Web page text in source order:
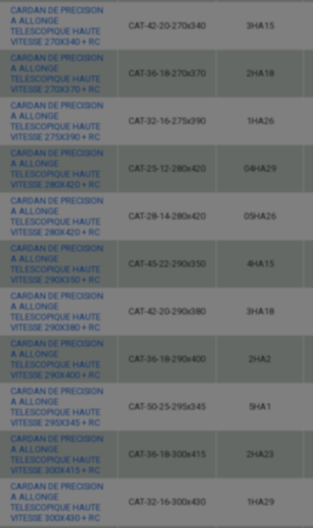
CARDAN DE PRECISION
A ALLONGE
TELESCOPIQUE HAUTE
VITESSE 270X340 + RC
CAT-42-20-270x340 3HA15
CARDAN DE PRECISION
A ALLONGE
TELESCOPIQUE HAUTE
VITESSE 270X370 + RC
CAT-36-18-270x370 2HA18
CARDAN DE PRECISION
A ALLONGE
TELESCOPIQUE HAUTE
VITESSE 275X390 + RC
CAT-32-16-275x390 1HA26
CARDAN DE PRECISION
A ALLONGE
TELESCOPIQUE HAUTE
VITESSE 280X420 + RC
CAT-25-12-280x420 04HA29
CARDAN DE PRECISION
A ALLONGE
TELESCOPIQUE HAUTE
VITESSE 280X420 + RC
CAT-28-14-280x420 05HA26
CARDAN DE PRECISION
A ALLONGE
TELESCOPIQUE HAUTE
VITESSE 290X350 + RC
CAT-45-22-290x350 4HA15
CARDAN DE PRECISION
A ALLONGE
TELESCOPIQUE HAUTE
VITESSE 290X380 + RC
CAT-42-20-290x380 3HA18
CARDAN DE PRECISION
A ALLONGE
TELESCOPIQUE HAUTE
VITESSE 290X400 + RC
CAT-36-18-290x400 2HA2
CARDAN DE PRECISION
A ALLONGE
TELESCOPIQUE HAUTE
VITESSE 295X345 + RC
CAT-50-25-295x345 5HA1
CARDAN DE PRECISION
A ALLONGE
TELESCOPIQUE HAUTE
VITESSE 300X415 + RC
CAT-36-18-300x415 2HA23
CARDAN DE PRECISION
A ALLONGE
TELESCOPIQUE HAUTE
VITESSE 300X430 + RC
CAT-32-16-300x430 1HA29